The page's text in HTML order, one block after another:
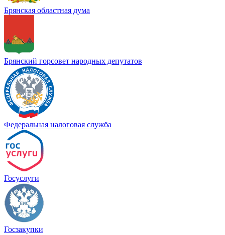
Брянская областная дума
Брянский горсовет народных депутатов
Федеральная налоговая служба
Госуслуги
Госзакупки